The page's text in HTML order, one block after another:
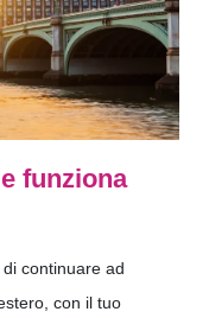
funziona
continuare ad
con il tuo